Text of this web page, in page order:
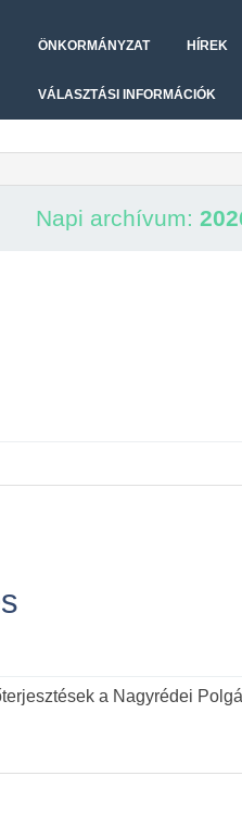
ÖNKORMÁNYZAT HÍREK
VÁLASZTÁSI INFORMÁCIÓK
Napi archívum:
a Nagyrédei